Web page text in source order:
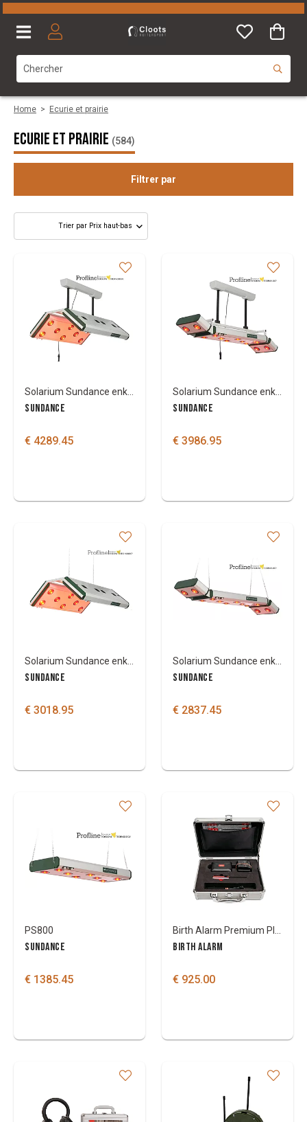
Home > Ecurie et prairie
Ecurie et prairie (584)
Filtrer par
Couleurs
SUNDANCE
€ 4289.45
SUNDANCE
€ 3986.95
SUNDANCE
€ 3018.95
SUNDANCE
€ 2837.45
PS800
SUNDANCE
€ 1385.45
BIRTH ALARM
€ 925.00